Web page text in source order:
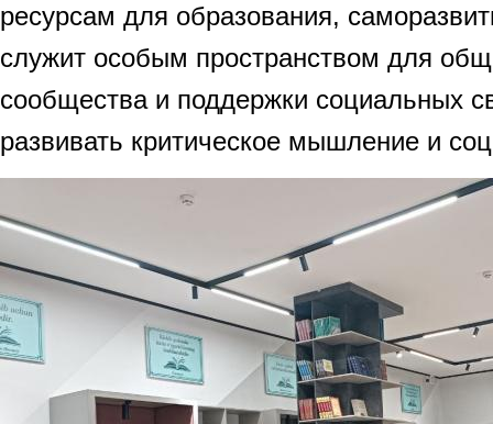
ресурсам для образования,
служит особым пространством для
сообщества и поддержки социальных
развивать критическое мышление и